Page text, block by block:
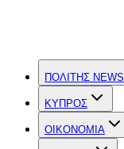
ΠΟΛΙΤΗΣ NEWS
ΚΥΠΡΟΣ
OIKONOMIA